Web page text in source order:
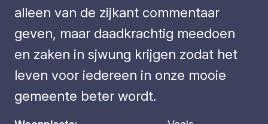
alleen van de zijkant commentaar
geven, maar daadkrachtig meedoen
en zaken in sjwung krijgen zodat het
leven voor iedereen in onze mooie
gemeente beter wordt.